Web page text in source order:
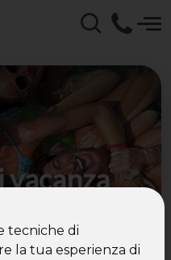
tecniche di
la tua esperienza di
le diverse proposte